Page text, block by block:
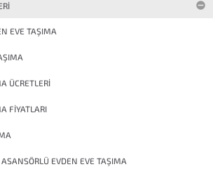
EVE TAŞIMA
ÜCRETLERI
FIYATLARI
EVDEN EVE TAŞIMA